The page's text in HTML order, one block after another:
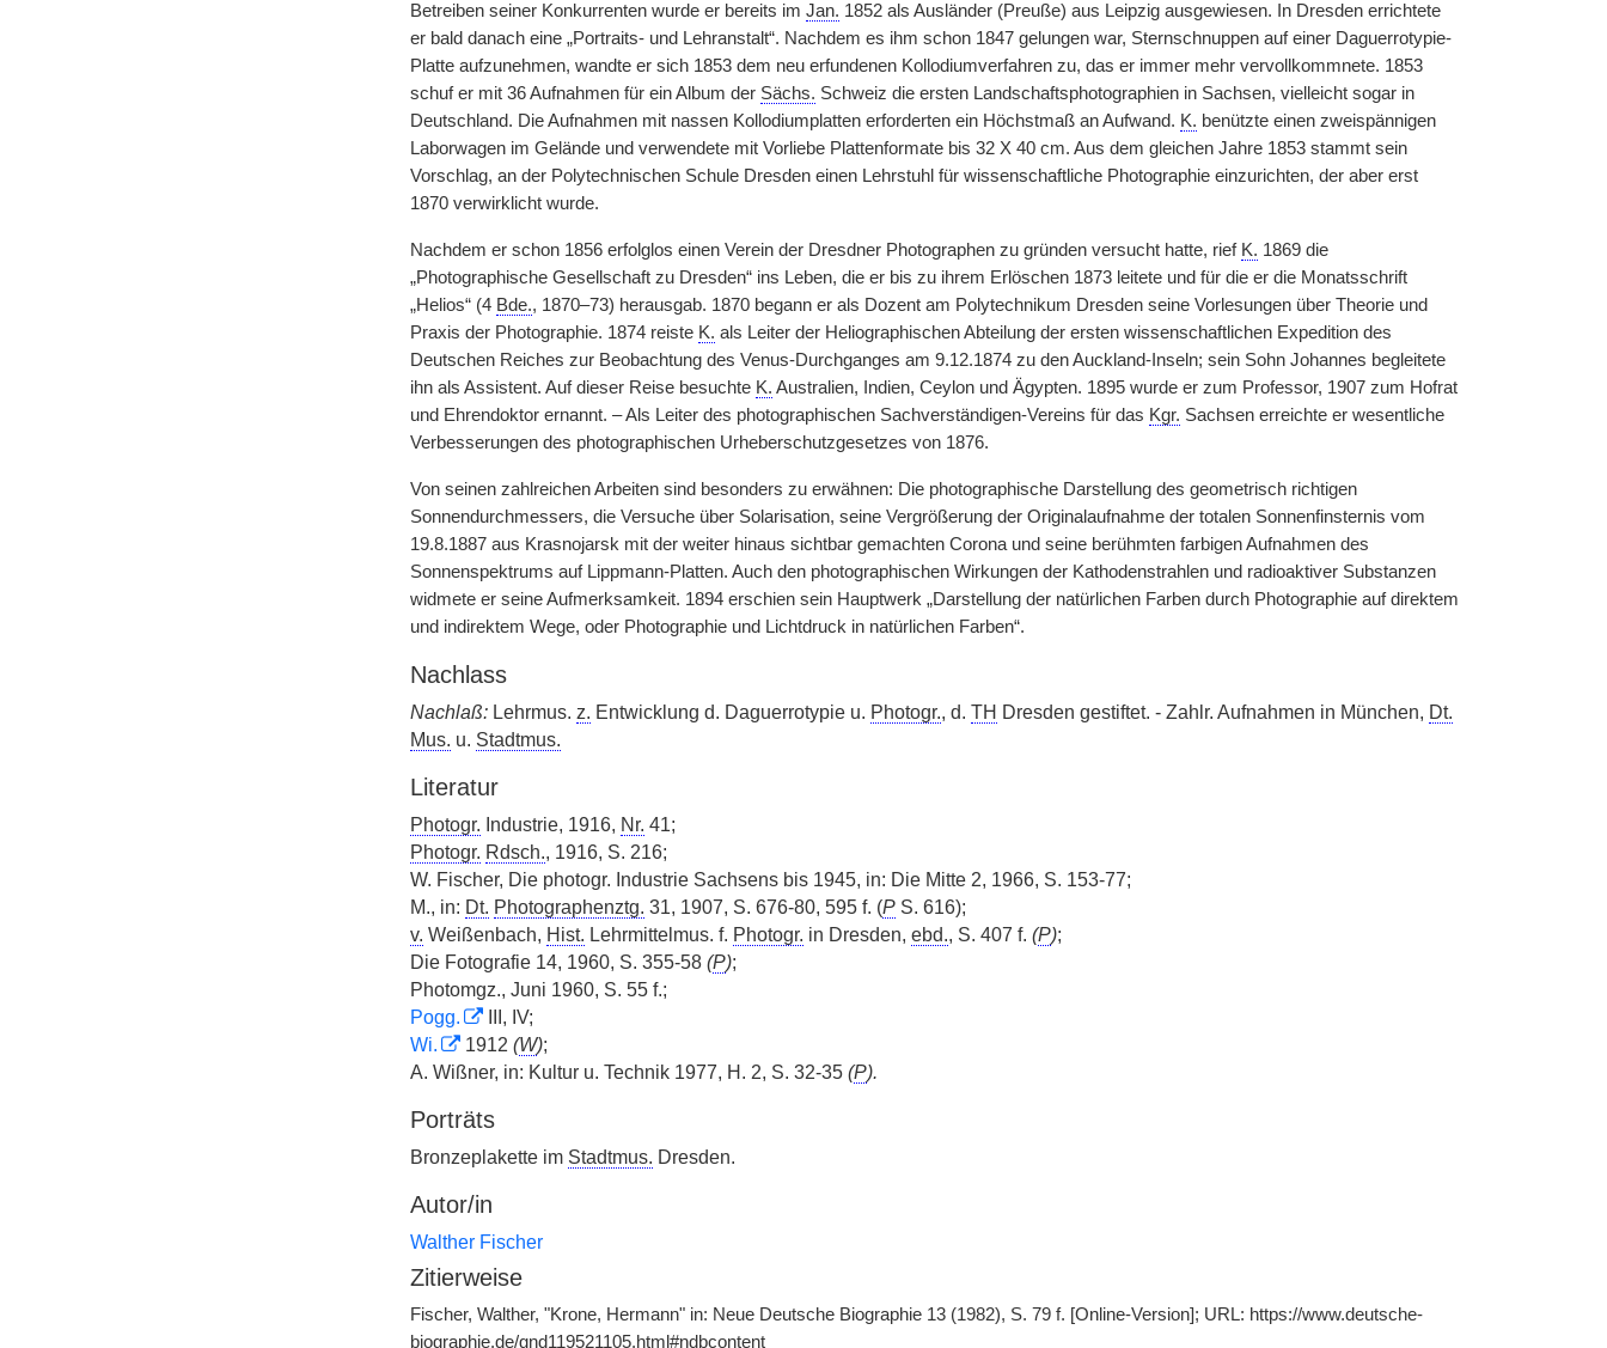
Betreiben seiner Konkurrenten wurde er bereits im Jan. 1852 als Ausländer (Preuße) aus Leipzig ausgewiesen. In Dresden errichtete
er bald danach eine „Portraits- und Lehranstalt“. Nachdem es ihm schon 1847 gelungen war, Sternschnuppen auf einer Daguerrotypie-
Platte aufzunehmen, wandte er sich 1853 dem neu erfundenen Kollodiumverfahren zu, das er immer mehr vervollkommnete. 1853
schuf er mit 36 Aufnahmen für ein Album der Sächs. Schweiz die ersten Landschaftsphotographien in Sachsen, vielleicht sogar in
Deutschland. Die Aufnahmen mit nassen Kollodiumplatten erforderten ein Höchstmaß an Aufwand. K. benützte einen zweispännigen
Laborwagen im Gelände und verwendete mit Vorliebe Plattenformate bis 32 X 40 cm. Aus dem gleichen Jahre 1853 stammt sein
Vorschlag, an der Polytechnischen Schule Dresden einen Lehrstuhl für wissenschaftliche Photographie einzurichten, der aber erst
1870 verwirklicht wurde.
Nachdem er schon 1856 erfolglos einen Verein der Dresdner Photographen zu gründen versucht hatte, rief K. 1869 die
„Photographische Gesellschaft zu Dresden“ ins Leben, die er bis zu ihrem Erlöschen 1873 leitete und für die er die Monatsschrift
„Helios“ (4 Bde., 1870–73) herausgab. 1870 begann er als Dozent am Polytechnikum Dresden seine Vorlesungen über Theorie und
Praxis der Photographie. 1874 reiste K. als Leiter der Heliographischen Abteilung der ersten wissenschaftlichen Expedition des
Deutschen Reiches zur Beobachtung des Venus-Durchganges am 9.12.1874 zu den Auckland-Inseln; sein Sohn Johannes begleitete
ihn als Assistent. Auf dieser Reise besuchte K. Australien, Indien, Ceylon und Ägypten. 1895 wurde er zum Professor, 1907 zum Hofrat
und Ehrendoktor ernannt. – Als Leiter des photographischen Sachverständigen-Vereins für das Kgr. Sachsen erreichte er wesentliche
Verbesserungen des photographischen Urheberschutzgesetzes von 1876.
Von seinen zahlreichen Arbeiten sind besonders zu erwähnen: Die photographische Darstellung des geometrisch richtigen
Sonnendurchmessers, die Versuche über Solarisation, seine Vergrößerung der Originalaufnahme der totalen Sonnenfinsternis vom
19.8.1887 aus Krasnojarsk mit der weiter hinaus sichtbar gemachten Corona und seine berühmten farbigen Aufnahmen des
Sonnenspektrums auf Lippmann-Platten. Auch den photographischen Wirkungen der Kathodenstrahlen und radioaktiver Substanzen
widmete er seine Aufmerksamkeit. 1894 erschien sein Hauptwerk „Darstellung der natürlichen Farben durch Photographie auf direktem
und indirektem Wege, oder Photographie und Lichtdruck in natürlichen Farben“.
Nachlass
Nachlaß:Lehrmus. z. Entwicklung d. Daguerrotypie u. Photogr., d. TH Dresden gestiftet. - Zahlr. Aufnahmen in München, Dt.
Mus. u. Stadtmus.
Literatur
Photogr. Industrie, 1916, Nr. 41;
Photogr. Rdsch., 1916, S. 216;
W. Fischer, Die photogr. Industrie Sachsens bis 1945, in: Die Mitte 2, 1966, S. 153-77;
M., in: Dt. Photographenztg. 31, 1907, S. 676-80, 595 f. (PS. 616);
v. Weißenbach, Hist. Lehrmittelmus. f. Photogr. in Dresden, ebd., S. 407 f. (P);
Die Fotografie 14, 1960, S. 355-58 (P);
Photomgz., Juni 1960, S. 55 f.;
Pogg.
III, IV;
Wi.
1912 (W);
A. Wißner, in: Kultur u. Technik 1977, H. 2, S. 32-35 (P).
Porträts
Bronzeplakette im Stadtmus. Dresden.
Autor/in
Walther Fischer
Zitierweise
Fischer, Walther, "Krone, Hermann" in: Neue Deutsche Biographie 13 (1982), S. 79 f. [Online-Version]; URL: https://www.deutsche-
biographie.de/gnd119521105.html#ndbcontent